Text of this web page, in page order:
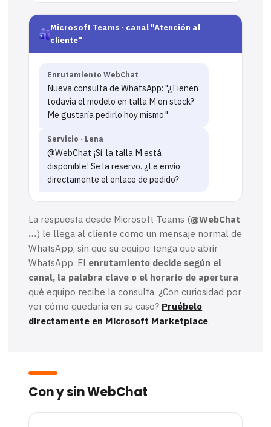
Microsoft Teams · canal "Atención al
cliente"
Enrutamiento WebChat
Nueva consulta de WhatsApp: "¿Tienen
todavía el modelo en talla M en stock?
Me gustaría pedirlo hoy mismo."
Servicio · Lena
@WebChat ¡Sí, la talla M está
disponible! Se la reservo. ¿Le envío
directamente el enlace de pedido?
La respuesta desde Microsoft Teams (@WebChat
…) le llega al cliente como un mensaje normal de
WhatsApp, sin que su equipo tenga que abrir
WhatsApp. El enrutamiento decide según el
canal, la palabra clave o el horario de apertura
qué equipo recibe la consulta. ¿Con curiosidad por
ver cómo quedaría en su caso? Pruébelo
directamente en Microsoft Marketplace.
Con y sin WebChat